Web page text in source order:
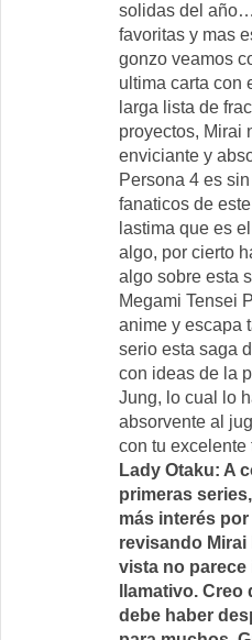
solidas del
favoritas y mas
gonzo veamos
ultima carta con
larga lista de
proyectos, Mirai
enviciante y
Persona 4 es
fanaticos de
lastima que es
algo, por cierto
algo sobre esta
Megami Tensei
anime y escapa
serio esta saga
con ideas de la
Jung, lo cual lo
absorvente al
con tu
Lady Otaku: A
primeras
más interés
revisando Mirai
vista no parece
llamativo.
debe haber